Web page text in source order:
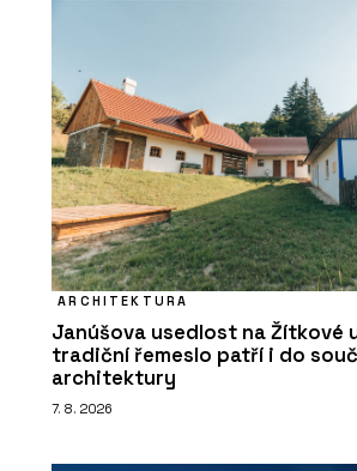
ARCHITEKTURA
Janúšova usedlost na Žítkové
tradiční řemeslo patří i do
architektury
7. 8. 2026